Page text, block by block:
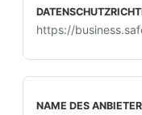
https://